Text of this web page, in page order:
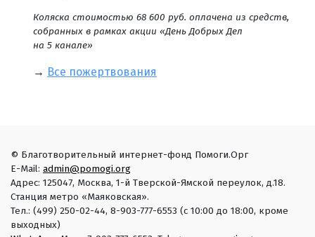
Коляска стоимостью 68 600 руб. оплачена из средств,
собранных в рамках акции «День Добрых Дел
на 5 канале»
→ Все пожертвования
© Благотворительный интернет-фонд Помоги.Орг
E-Mail: admin@pomogi.org
Адрес: 125047, Москва, 1-й Тверской-Ямской переулок, д.18.
Станция метро «Маяковская».
Тел.: (499) 250-02-44, 8-903-777-6553 (с 10:00 до 18:00, кроме
выходных)